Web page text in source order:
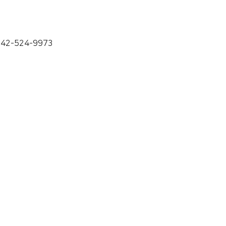
524-9973